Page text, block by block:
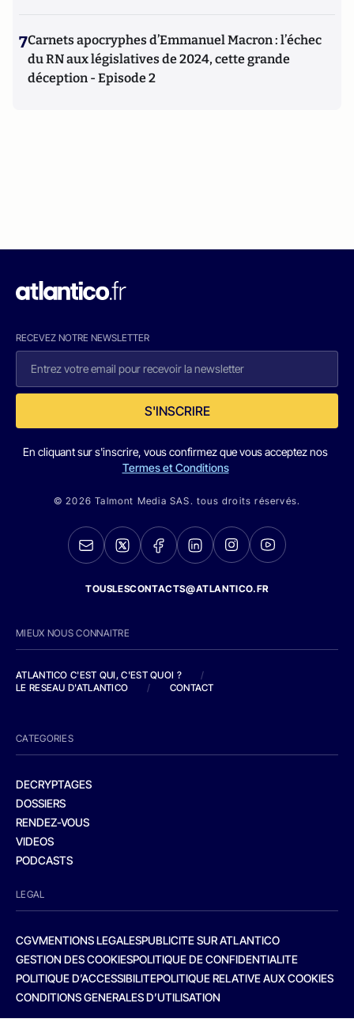
7Carnets apocryphes d’Emmanuel Macron : l’échec
du RN aux législatives de 2024, cette grande
déception - Episode 2
RECEVEZ NOTRE NEWSLETTER
S'INSCRIRE
En cliquant sur s'inscrire, vous confirmez que vous acceptez nos
Termes et Conditions
© 2026 Talmont Media SAS. tous droits réservés.
TOUSLESCONTACTS@ATLANTICO.FR
MIEUX NOUS CONNAITRE
ATLANTICO C'EST QUI, C'EST QUOI ?
/
LE RESEAU D'ATLANTICO
/ CONTACT
CATEGORIES
DECRYPTAGES
DOSSIERS
RENDEZ-VOUS
VIDEOS
PODCASTS
LEGAL
CGVMENTIONS LEGALESPUBLICITE SUR ATLANTICO
GESTION DES COOKIESPOLITIQUE DE CONFIDENTIALITE
POLITIQUE D’ACCESSIBILITEPOLITIQUE RELATIVE AUX COOKIES
CONDITIONS GENERALES D’UTILISATION